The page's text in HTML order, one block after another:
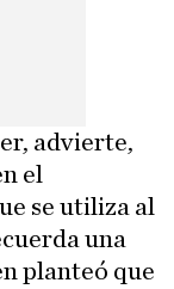
advierte,
el
se utiliza al
una
planteó que